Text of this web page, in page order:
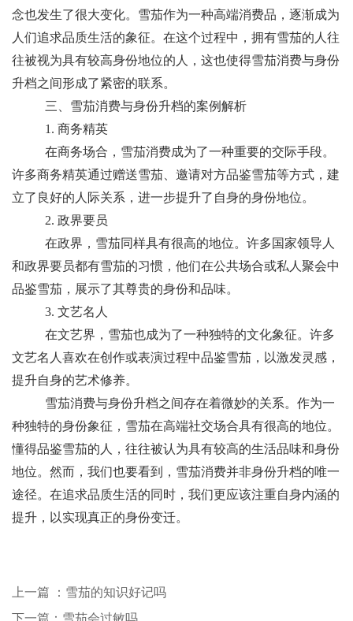
念也发生了很大变化。雪茄作为一种高端消费品，逐渐成为
人们追求品质生活的象征。在这个过程中，拥有雪茄的人往
往被视为具有较高身份地位的人，这也使得雪茄消费与身份
升档之间形成了紧密的联系。
三、雪茄消费与身份升档的案例解析
1. 商务精英
在商务场合，雪茄消费成为了一种重要的交际手段。
许多商务精英通过赠送雪茄、邀请对方品鉴雪茄等方式，建
立了良好的人际关系，进一步提升了自身的身份地位。
2. 政界要员
在政界，雪茄同样具有很高的地位。许多国家领导人
和政界要员都有雪茄的习惯，他们在公共场合或私人聚会中
品鉴雪茄，展示了其尊贵的身份和品味。
3. 文艺名人
在文艺界，雪茄也成为了一种独特的文化象征。许多
文艺名人喜欢在创作或表演过程中品鉴雪茄，以激发灵感，
提升自身的艺术修养。
雪茄消费与身份升档之间存在着微妙的关系。作为一
种独特的身份象征，雪茄在高端社交场合具有很高的地位。
懂得品鉴雪茄的人，往往被认为具有较高的生活品味和身份
地位。然而，我们也要看到，雪茄消费并非身份升档的唯一
途径。在追求品质生活的同时，我们更应该注重自身内涵的
提升，以实现真正的身份变迁。
上一篇 ：雪茄的知识好记吗